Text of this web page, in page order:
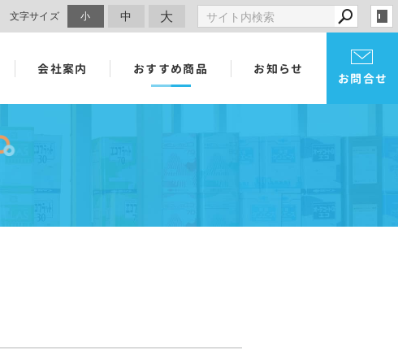
文字サイズ 小 中 大
会社案内 おすすめ商品 お知らせ
お問合せ